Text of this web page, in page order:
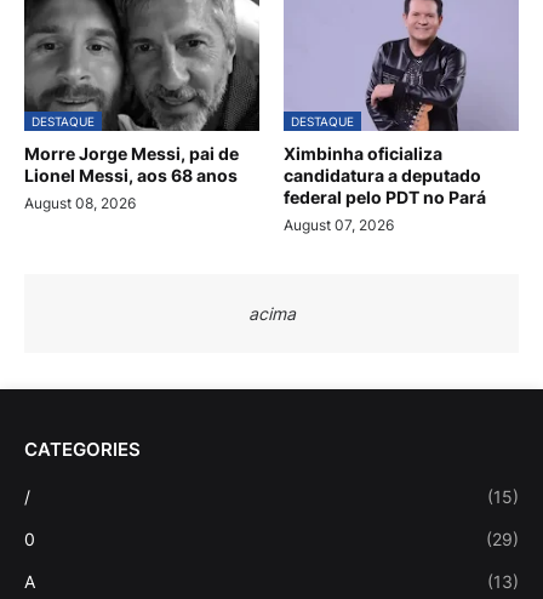
DESTAQUE
Morre Jorge Messi, pai de
Lionel Messi, aos 68 anos
August 08, 2026
DESTAQUE
Ximbinha oficializa
candidatura a deputado
federal pelo PDT no Pará
August 07, 2026
acima
CATEGORIES
/ (15)
0 (29)
A (13)